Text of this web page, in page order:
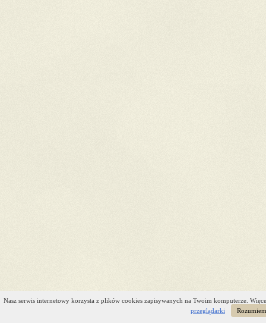
Nasz serwis internetowy korzysta z plików cookies zapisywanych na Twoim komputerze.
przeglądarki
Rozumiem